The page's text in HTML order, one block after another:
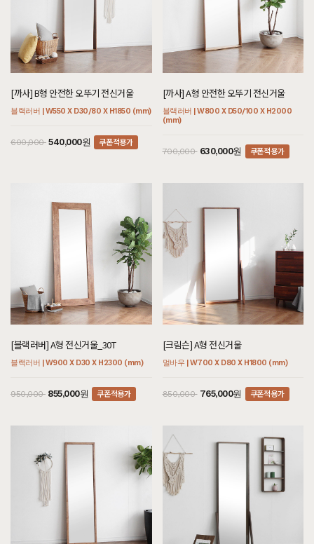
[까사] B형 안전한 오뚜기 전신거울
블랙러버 | W550 X D30/80 X H1850 (mm)
600,000 540,000원 쿠폰적용가
[까사] A형 안전한 오뚜기 전신거울
블랙러버 | W800 X D50/100 X H2000
(mm)
700,000 630,000원 쿠폰적용가
[블랙러버] A형 전신거울_30T
블랙러버 | W900 X D30 X H2300 (mm)
950,000 855,000원 쿠폰적용가
[크림슨] A형 전신거울
멀바우 | W700 X D80 X H1800 (mm)
850,000 765,000원 쿠폰적용가